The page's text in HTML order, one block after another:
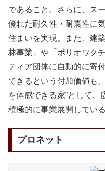
であること。さらに、ス
優れた耐久性・耐震性に
住まいを実現。また、建
林事業」や「ポリオワク
ティア団体に自動的に寄
できるという付加価値も
を体感できる家”として、
積極的に事業展開している
プロネット